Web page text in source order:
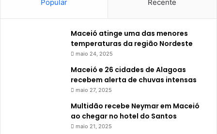
Popular Recente
Maceió atinge uma das menores
temperaturas da região Nordeste
maio 24, 2025
Maceió e 26 cidades de Alagoas
recebem alerta de chuvas intensas
maio 27, 2025
Multidão recebe Neymar em Maceió
ao chegar no hotel do Santos
maio 21, 2025